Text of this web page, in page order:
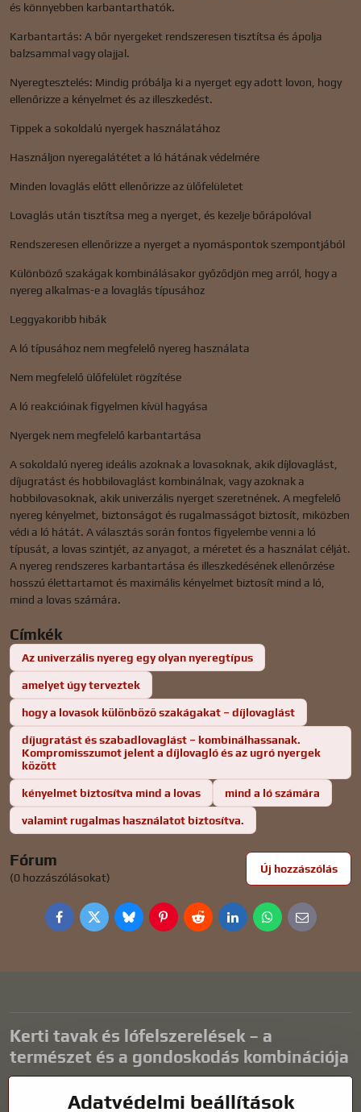
és könnyebben karbantarthatók.
Karbantartás: A bőr nyergeket rendszeresen tisztítsa és ápolja
balzsammal vagy olajjal.
Nyeregtesztelés: Mindig próbálja ki a nyerget egy adott lovon, hogy
ellenőrizze a kényelmet és az illeszkedést.
Tippek a sokoldalú nyergek használatához
Használjon nyeregalátétet a ló hátának védelmére
Minden lovaglás előtt ellenőrizze az ülőfelületet
Lovaglás után tisztítsa meg a nyerget, és kezelje bőrápolóval
Rendszeresen ellenőrizze a nyerget a nyomáspontok szempontjából
Különböző szakágak kombinálásakor győződjön meg arról, hogy a
nyereg alkalmas-e a lovaglás típusához
Leggyakoribb hibák
A ló típusához nem megfelelő nyereg használata
Nem megfelelő ülőfelület rögzítése
A ló reakcióinak figyelmen kívül hagyása
Nyergek nem megfelelő karbantartása
A sokoldalú nyereg ideális azoknak a lovasoknak, akik díjlovaglást,
díjugratást és hobbilovaglást kombinálnak, vagy azoknak a
hobbilovasoknak, akik univerzális nyerget szeretnének. A megfelelő
nyereg kényelmet, biztonságot és rugalmasságot biztosít, miközben
védi a ló hátát. A választás során fontos figyelembe venni a ló
típusát, a lovas szintjét, az anyagot, a méretet és a használat célját.
A nyereg rendszeres karbantartása és illeszkedésének ellenőrzése
hosszú élettartamot és maximális kényelmet biztosít mind a ló,
mind a lovas számára.
Címkék
Az univerzális nyereg egy olyan nyeregtípus
amelyet úgy terveztek
hogy a lovasok különböző szakágakat – díjlovaglást
díjugratást és szabadlovaglást – kombinálhassanak.
Kompromisszumot jelent a díjlovagló és az ugró nyergek
között
kényelmet biztosítva mind a lovas mind a ló számára
valamint rugalmas használatot biztosítva.
Fórum
(0 hozzászólásokat)
Új hozzászólás
FacebookTwitterBlueskyPinterestRedditLinkedInWhatsApp
E-
mail
Kerti tavak és lófelszerelések – a
természet és a gondoskodás kombinációja
harmonikus környezetet teremtenek a kikapcsolódáshoz és a vízi
Adatvédelmi beállítások